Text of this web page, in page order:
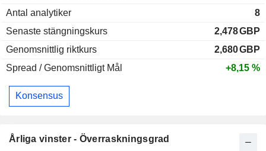
Antal analytiker
8
Senaste stängningskurs
2,478GBP
Genomsnittlig riktkurs
2,680GBP
Spread / Genomsnittligt Mål
+8,15 %
Konsensus
Årliga vinster - Överraskningsgrad